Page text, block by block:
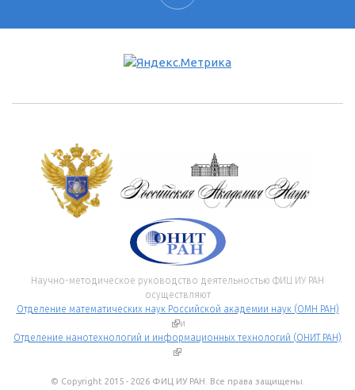
Научно-методическое руководство деятельностью ФИЦ ИУ РАН
осуществляют
Отделение математических наук Российской академии наук (ОМН РАН)
(внешняя ссылка)
и
Отделение нанотехнологий и информационных технологий (ОНИТ РАН)
(внешняя ссылка)
.
© Copyright 2015 - 2026 ФИЦ ИУ РАН. Все права защищены.